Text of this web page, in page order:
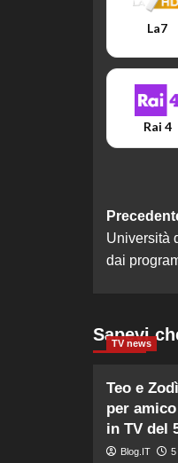
La7
Rai 4
Università
dai
Sapevi
TV news
Teo e
per
in TV del
Blog.IT 5